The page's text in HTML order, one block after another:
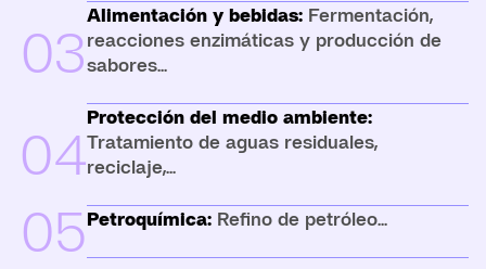
03
Alimentación y bebidas: Fermentación,
reacciones enzimáticas y producción de
sabores...
04
Protección del medio ambiente:
Tratamiento de aguas residuales,
reciclaje,...
05Petroquímica: Refino de petróleo...